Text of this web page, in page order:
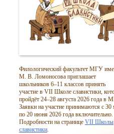
Филологический факультет МГУ
М. В. Ломоносова приглашает
школьников 6–11 классов принять
участие в VII Школе славистики,
пройдёт 24–28 августа 2026 года в
Заявки на участие принимаются с 30
по 20 июня 2026 года включительно.
Подробности на странице VII Школы
славистики.